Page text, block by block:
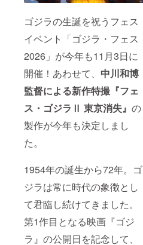
ゴジラの生誕を祝うフェス
イベント「ゴジラ・フェス
2026」が今年も11月3日に
開催！あわせて、 中川和博
監督による新作特撮『フェ
ス・ゴジラⅡ 東京消失』 の
製作が今年も決定しまし
た。
1954年の誕生から72年。ゴ
ジラは常に時代の象徴とし
て君臨し続けてきました。
第1作目となる映画『ゴジ
ラ』の公開日を記念して、